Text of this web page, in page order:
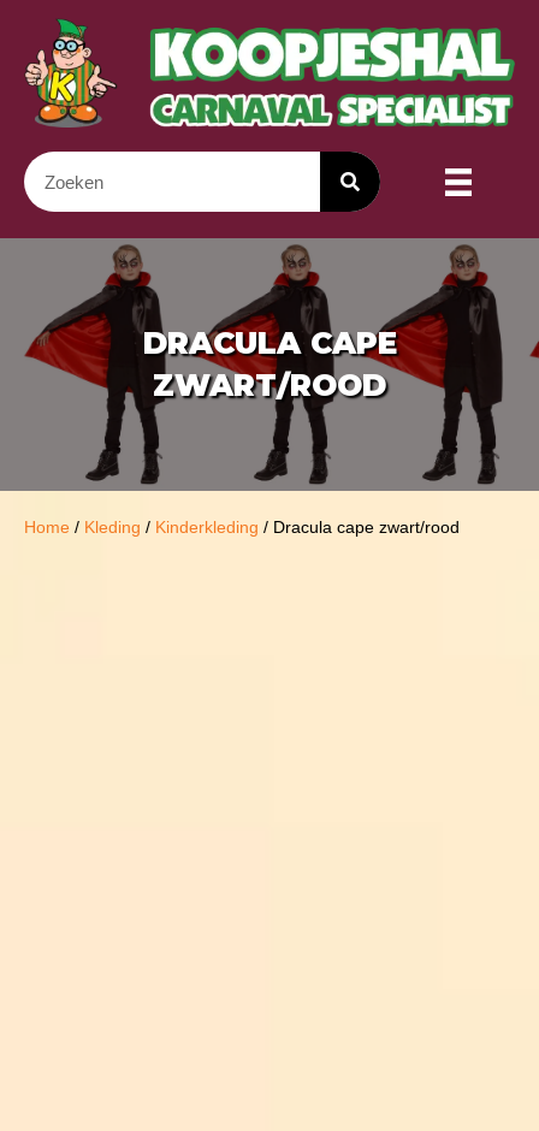
DRACULA CAPE
ZWART/ROOD
Home / Kleding / Kinderkleding / Dracula cape zwart/rood